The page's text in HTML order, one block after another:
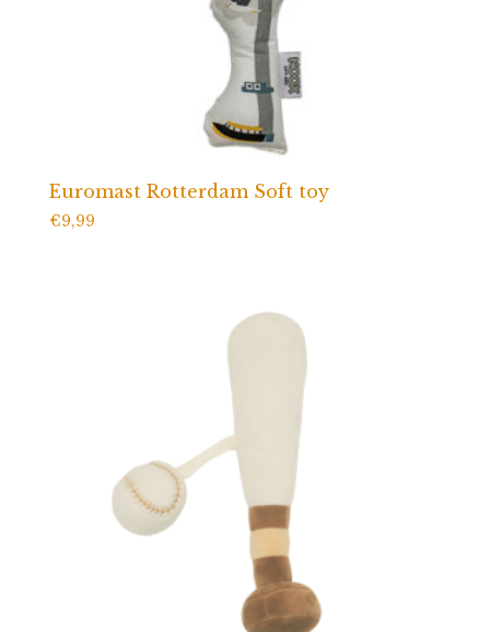
Euromast Rotterdam Soft toy
€9,99